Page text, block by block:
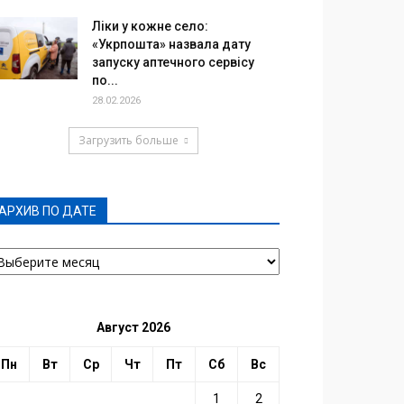
Ліки у кожне село:
«Укрпошта» назвала дату
запуску аптечного сервісу
по...
28.02.2026
Загрузить больше
ПО ДАТЕ
Август 2026
Пн Вт Ср Чт Пт Сб Вс
1 2